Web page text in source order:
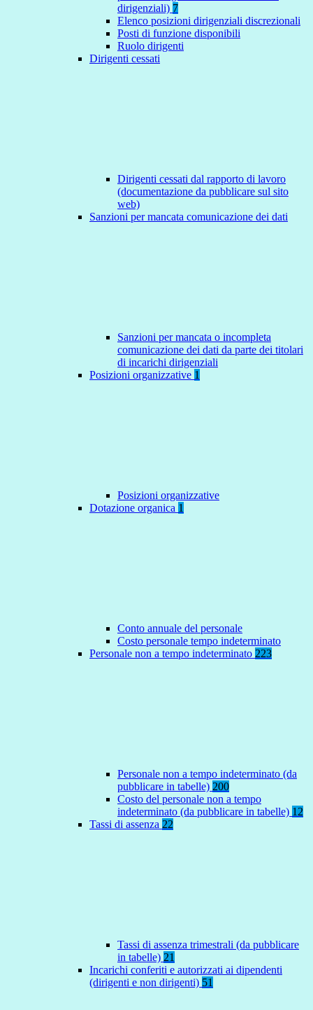
dirigenziali) 7
Elenco posizioni dirigenziali discrezionali
Posti di funzione disponibili
Ruolo dirigenti
Dirigenti cessati
Dirigenti cessati dal rapporto di lavoro
(documentazione da pubblicare sul sito
web)
Sanzioni per mancata comunicazione dei dati
Sanzioni per mancata o incompleta
comunicazione dei dati da parte dei titolari
di incarichi dirigenziali
Posizioni organizzative 1
Posizioni organizzative
Dotazione organica 1
Conto annuale del personale
Costo personale tempo indeterminato
Personale non a tempo indeterminato 223
Personale non a tempo indeterminato (da
pubblicare in tabelle) 200
Costo del personale non a tempo
indeterminato (da pubblicare in tabelle) 12
Tassi di assenza 22
Tassi di assenza trimestrali (da pubblicare
in tabelle) 21
Incarichi conferiti e autorizzati ai dipendenti
(dirigenti e non dirigenti) 51